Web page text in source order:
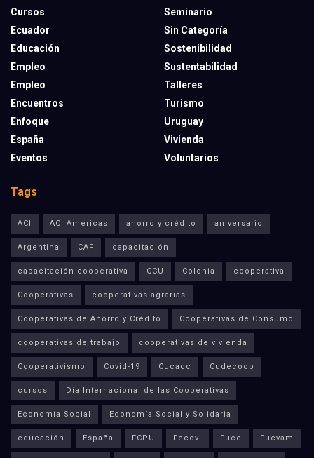
Cursos
Ecuador
Educación
Empleo
Empleo
Encuentros
Enfoque
España
Eventos
Seminario
Sin Categoría
Sostenibilidad
Sustentabilidad
Talleres
Turismo
Uruguay
Vivienda
Voluntarios
Tags
ACI ACI Americas ahorro y crédito aniversario
Argentina CAF capacitación
capacitación cooperativa CCU Colonia cooperativa
Cooperativas cooperativas agrarias
Cooperativas de Ahorro y Crédito Cooperativas de Consumo
cooperativas de trabajo cooperativas de vivienda
Cooperativismo Covid-19 Cucacc Cudecoop
cursos Día Internacional de las Cooperativas
Economía Social Economía Social y Solidaria
educación España FCPU Fecovi Fucc Fucvam